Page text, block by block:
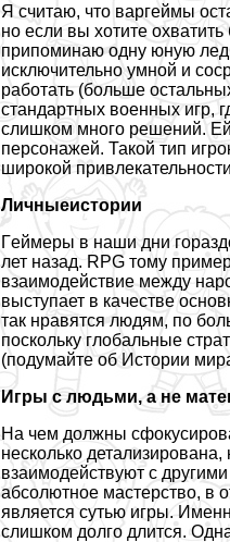
Я считаю, что варгeймы
но если вы хотите
припоминаю одну юную
исключительно умной и
работать (больше
стандартных военных игр,
слишком много решений. Ей
персонажей. Такой тип
широкой
Личныеистории
Гeймеры в наши дни
лет назад. RPG тому
взаимодействие между
выступает в качестве
так нравятся людям, по
поскольку глобальные
(подумайте об Истории
Игры с людьми, а не
На чем должны
несколько
взаимодействуют с
абсолютное мастерство, в
является сутью игры.
слишком долго длится.